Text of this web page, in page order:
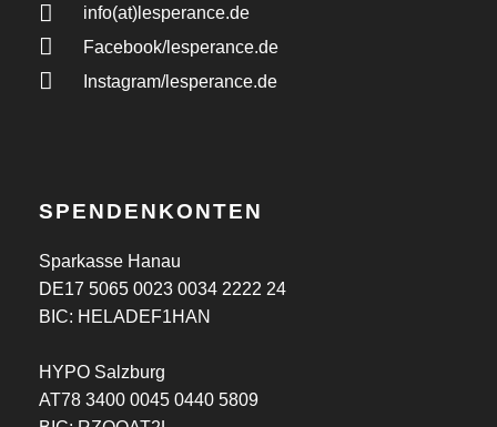
info(at)lesperance.de
Facebook/lesperance.de
Instagram/lesperance.de
SPENDENKONTEN
Sparkasse Hanau
DE17 5065 0023 0034 2222 24
BIC: HELADEF1HAN
HYPO Salzburg
AT78 3400 0045 0440 5809